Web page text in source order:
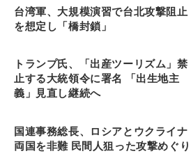
台湾軍、大規模演習で台北攻撃阻止
を想定し「橋封鎖」
トランプ氏、「出産ツーリズム」禁
止する大統領令に署名 「出生地主
義」見直し継続へ
国連事務総長、ロシアとウクライナ
両国を非難 民間人狙った攻撃めぐり